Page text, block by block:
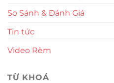
So Sánh & Đánh Giá
Tin tức
Video Rèm
TỪ KHOÁ